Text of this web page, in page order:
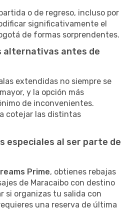
o de regreso, incluso por
significativamente el
de formas sorprendentes.
alternativas antes de
extendidas no siempre se
y la opción más
de inconvenientes.
cotejar las distintas
especiales al ser parte de
Prime, obtienes rebajas
de Maracaibo con destino
si organizas tu salida con
una reserva de última